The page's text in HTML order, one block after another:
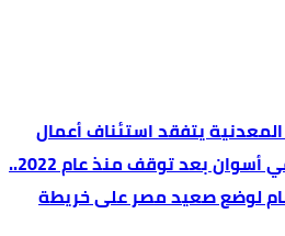
المعدنية يتفقد استئناف أعمال
الحفر بحقل البركة في أسوان بعد توقف منذ عام 2022..
لوضع صعيد مصر على خريطة